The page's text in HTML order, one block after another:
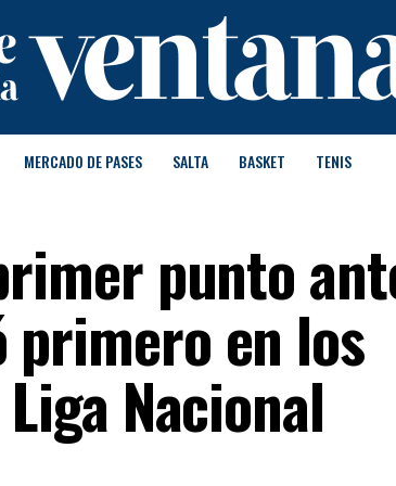
MERCADO DE PASES SALTA BASKET TENIS
punto
primero en los
Nacional